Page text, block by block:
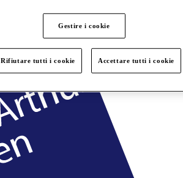
Gestire i cookie
Rifiutare tutti i cookie Accettare tutti i cookie